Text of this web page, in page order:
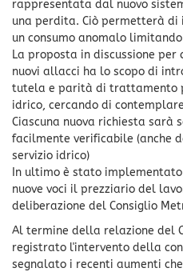
rappresentata dal nuovo
una perdita. Ciò permetterà
un consumo anomalo
La proposta in discussione
nuovi allacci ha lo scopo di
tutela e parità di trattamento
idrico, cercando di
Ciascuna nuova richiesta sarà
facilmente verificabile (anche
servizio idrico)
In ultimo è stato
nuove voci il prezziario del
deliberazione del Consiglio
Al termine della relazione del
registrato l'intervento della
segnalato i recenti aumenti